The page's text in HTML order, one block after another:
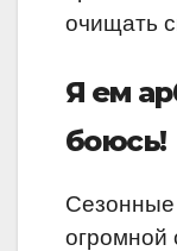
очищать
Я ем
боюсь!
Сезонные
огромной